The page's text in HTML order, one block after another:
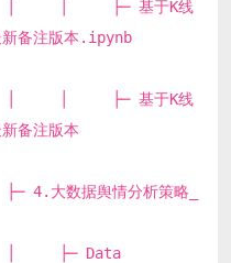
├─ 基于K线
新备注版本.ipynb
├─ 基于K线
备注版本
据舆情分析策略_
Data